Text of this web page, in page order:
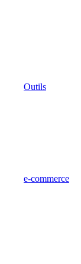
Outils
e-commerce